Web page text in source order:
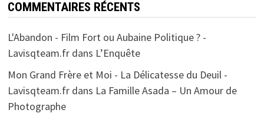
COMMENTAIRES RÉCENTS
L'Abandon - Film Fort ou Aubaine Politique ? -
Lavisqteam.frdans L’Enquête
Mon Grand Frère et Moi - La Délicatesse du Deuil -
Lavisqteam.frdans La Famille Asada – Un Amour de
Photographe